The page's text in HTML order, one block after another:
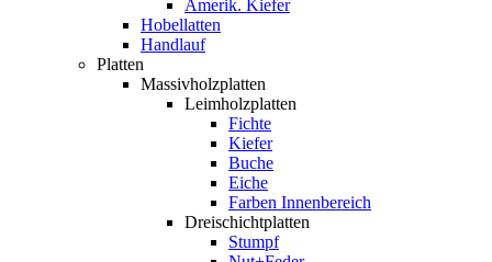
Amerik. Kiefer
Hobellatten
Handlauf
Platten
Massivholzplatten
Leimholzplatten
Fichte
Kiefer
Buche
Eiche
Farben Innenbereich
Dreischichtplatten
Stumpf